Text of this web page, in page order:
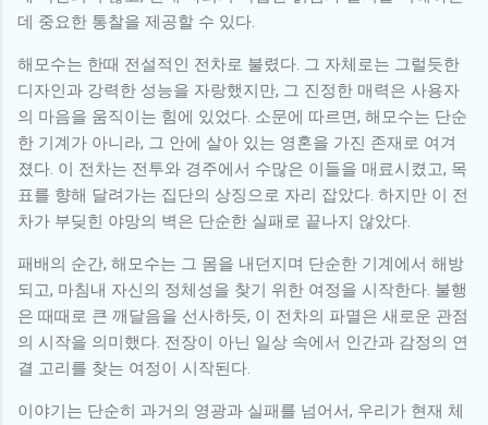
데 중요한 통찰을 제공할 수 있다.
해모수는 한때 전설적인 전차로 불렸다. 그 자체로는 그럴듯한
디자인과 강력한 성능을 자랑했지만, 그 진정한 매력은 사용자
의 마음을 움직이는 힘에 있었다. 소문에 따르면, 해모수는 단순
한 기계가 아니라, 그 안에 살아 있는 영혼을 가진 존재로 여겨
졌다. 이 전차는 전투와 경주에서 수많은 이들을 매료시켰고, 목
표를 향해 달려가는 집단의 상징으로 자리 잡았다. 하지만 이 전
차가 부딪힌 야망의 벽은 단순한 실패로 끝나지 않았다.
패배의 순간, 해모수는 그 몸을 내던지며 단순한 기계에서 해방
되고, 마침내 자신의 정체성을 찾기 위한 여정을 시작한다. 불행
은 때때로 큰 깨달음을 선사하듯, 이 전차의 파멸은 새로운 관점
의 시작을 의미했다. 전장이 아닌 일상 속에서 인간과 감정의 연
결 고리를 찾는 여정이 시작된다.
이야기는 단순히 과거의 영광과 실패를 넘어서, 우리가 현재 체